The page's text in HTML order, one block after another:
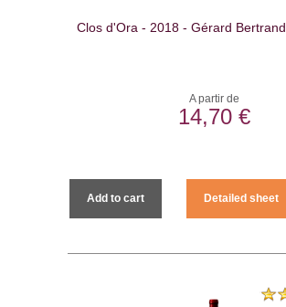
Clos d'Ora - 2018 - Gérard Bertrand
A partir de
14,70 €
Add to cart Detailed sheet